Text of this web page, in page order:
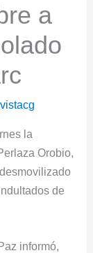
a
la
Orobio,
de
informó,